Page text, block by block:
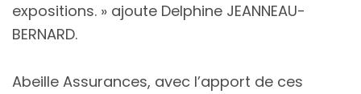
expositions. » ajoute Delphine JEANNEAU-
BERNARD.
Abeille Assurances, avec l’apport de ces